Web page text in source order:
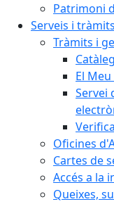
Patrimoni
Serveis i tràmits
Tràmits i
El Meu
Servei
Oficines
Cartes de
Accés a la
Queixes,